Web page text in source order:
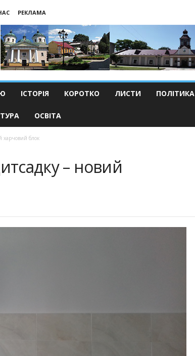
РЕКЛАМА
ІСТОРІЯ КОРОТКО ЛИСТИ ПОЛІТИКА
ОСВІТА
харчовий блок
– новий